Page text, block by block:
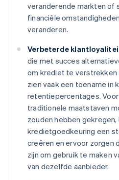
veranderende markten of
financiële
veranderen.
Verbeterde
die met succes
om krediet te verstrekken
zien vaak een toename in
retentiepercentages.
traditionele maatstaven
zouden hebben
kredietgoedkeuring een
creëren en ervoor zorgen
zijn om gebruik te maken
van dezelfde aanbieder.